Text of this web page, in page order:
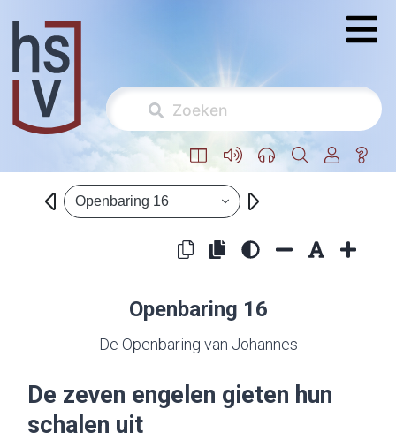
Openbaring 16
Openbaring 16
De Openbaring van Johannes
De zeven engelen gieten hun
schalen uit